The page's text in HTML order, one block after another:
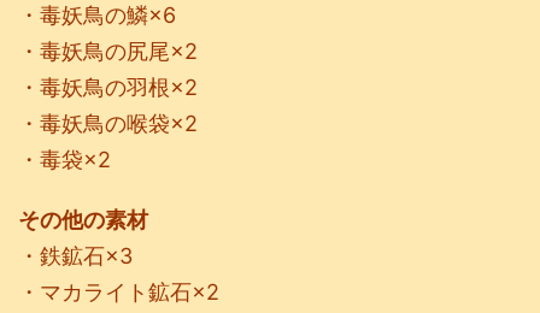
・毒妖鳥の鱗×6
・毒妖鳥の尻尾×2
・毒妖鳥の羽根×2
・毒妖鳥の喉袋×2
・毒袋×2
その他の素材
・鉄鉱石×3
・マカライト鉱石×2